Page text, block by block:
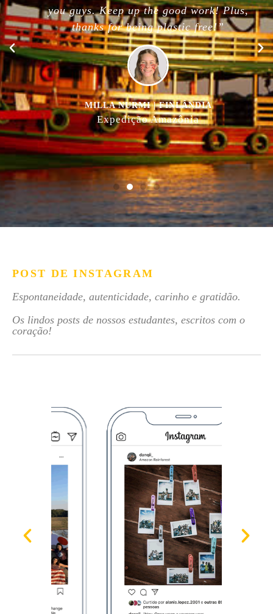
you guys. Keep up the good work! Plus,
thanks for being plastic free!”
MILLA NURMI | FINLÂNDIA
Expedição Amazônia
POST DE INSTAGRAM
Espontaneidade, autenticidade, carinho e gratidão.
Os lindos posts de nossos estudantes, escritos com o
coração!